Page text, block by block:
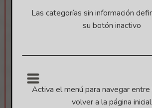
Las categorías sin información
su botón inactivo
Activa el menú para navegar
volver a la página inicial
Ver referencia